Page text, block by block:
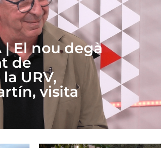
| El nou degà
de
URV,
visita